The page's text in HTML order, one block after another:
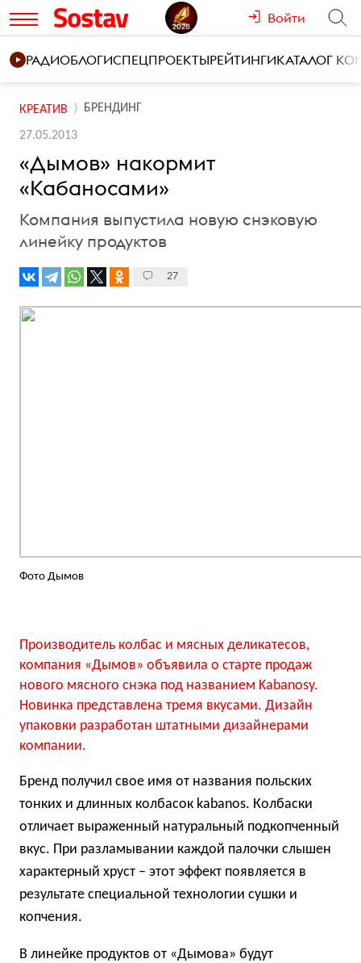
Войти
РАДИОБЛОГИСПЕЦПРОЕКТЫРЕЙТИНГИКАТАЛОГ
КРЕАТИВ БРЕНДИНГ
27.05.2013
«Дымов» накормит
«Кабаносами»
Компания выпустила новую снэковую
линейку продуктов
27
Фото Дымов
Производитель колбас и мясных деликатесов,
компания «Дымов» объявила о старте продаж
нового мясного снэка под названием Kabanosy.
Новинка представлена тремя вкусами. Дизайн
упаковки разработан штатными дизайнерами
компании.
Бренд получил свое имя от названия польских
тонких и длинных колбасок kabanos. Колбаски
отличает выраженный натуральный подкопченный
вкус. При разламывании каждой палочки слышен
характерный хруст – этот эффект появляется в
результате специальной технологии сушки и
копчения.
В линейке продуктов от «Дымова» будут